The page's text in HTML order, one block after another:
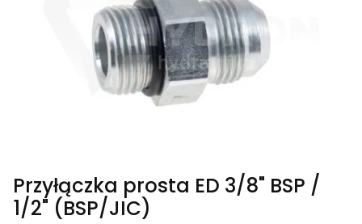
Przyłączka prosta ED 3/8" BSP /
1/2" (BSP/JIC)